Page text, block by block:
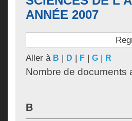
ANNÉE 2007
Aller à B | D | F | G | R
Nombre de documents
B